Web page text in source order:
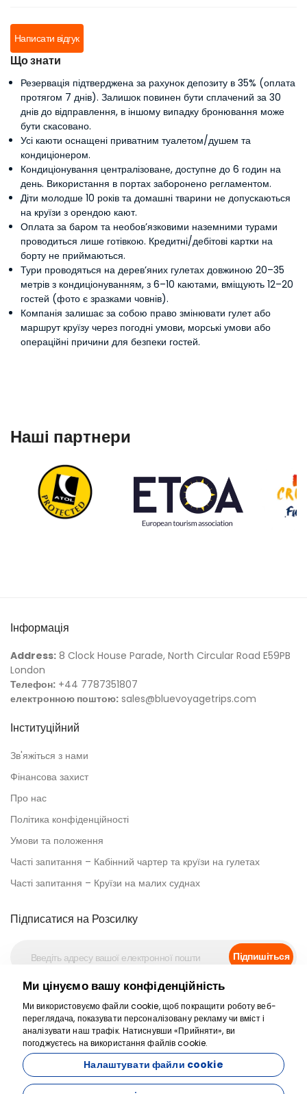
кожний прийом їжі незабутнім досвідом. Ця 8-денна подорож
під парусом стала ідеальним поєднанням відпочинку,
дослідження та часу, проведеного з сім’єю. Ми повернулися
додому з неймовірними спогадами, вражаючими
фотографіями та сильним бажанням спробувати все це ще
раз. Якщо ви розглядаєте можливість круїзу на гулеті з
Мармариса до Фетхіє, ми щиро рекомендуємо забронювати
у Blue Voyage Trips. Це була безперебійна, незабутня
родинна відпустка з початку до кінця... Барбара з Сіднея
Написати відгук
Що знати
Резервація підтверджена за рахунок депозиту в 35% (оплата
протягом 7 днів). Залишок повинен бути сплачений за 30
днів до відправлення, в іншому випадку бронювання може
бути скасовано.
Усі каюти оснащені приватним туалетом/душем та
кондиціонером.
Кондиціонування централізоване, доступне до 6 годин на
день. Використання в портах заборонено регламентом.
Діти молодше 10 років та домашні тварини не допускаються
на круїзи з орендою кают.
Оплата за баром та необов’язковими наземними турами
проводиться лише готівкою. Кредитні/дебітові картки на
борту не приймаються.
Тури проводяться на дерев’яних гулетах довжиною 20–35
метрів з кондиціонуванням, з 6–10 каютами, вміщують 12–20
гостей (фото є зразками човнів).
Компанія залишає за собою право змінювати гулет або
маршрут круїзу через погодні умови, морські умови або
операційні причини для безпеки гостей.
Наші партнери
Інформація
Address: 8 Clock House Parade, North Circular Road E59PB
London
Телефон: +44 7787351807
електронною поштою: sales@bluevoyagetrips.com
Інституційний
Зв'яжіться з нами
Фінансова захист
Про нас
Політика конфіденційності
Умови та положення
Часті запитання – Кабінний чартер та круїзи на гулетах
Часті запитання – Круїзи на малих суднах
Підписатися на Розсилку
Підпишіться
Соц.медіа
Ми цінуємо вашу конфіденційність
Ми використовуємо файли cookie, щоб покращити роботу веб-
переглядача, показувати персоналізовану рекламу чи вміст і
аналізувати наш трафік. Натиснувши «Прийняти», ви
погоджуєтесь на використання файлів cookie.
Налаштувати файли cookie